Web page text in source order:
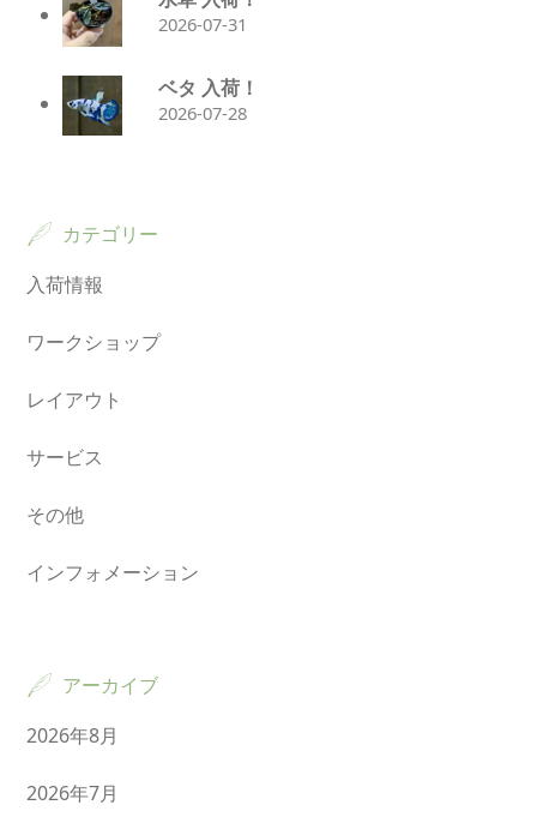
2026-07-31
ベタ 入荷！
2026-07-28
カテゴリー
入荷情報
ワークショップ
レイアウト
サービス
その他
インフォメーション
アーカイブ
2026年8月
2026年7月